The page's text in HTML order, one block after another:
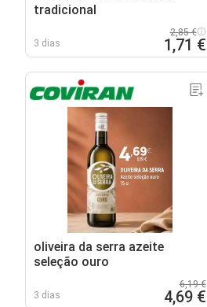
tradicional
3 dias
2,85 €
1,71 €
oliveira da serra azeite
seleção ouro
3 dias
6,19 €
4,69 €